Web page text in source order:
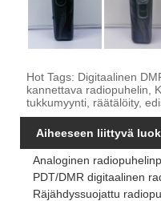
Hot Tags: Digitaalinen
kannettava radiopuhelin,
tukkumyynti, räätälöity,
Aiheeseen liittyvä
Analoginen
PDT/DMR digitaalinen
Räjähdyssuojattu